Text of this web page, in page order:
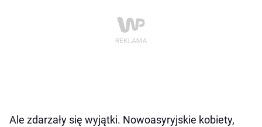
Ale zdarzały się wyjątki. Nowoasyryjskie kobiety,